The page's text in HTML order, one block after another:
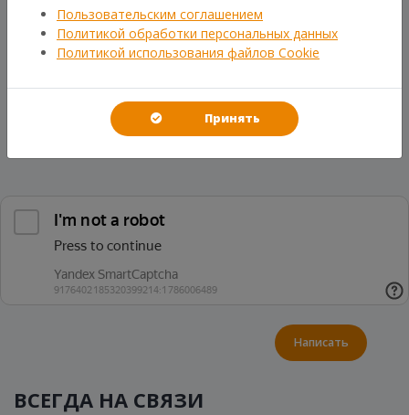
Написать
ВСЕГДА НА СВЯЗИ
Пользовательским соглашением
Политикой обработки персональных данных
Политикой использования файлов Cookie
Принять